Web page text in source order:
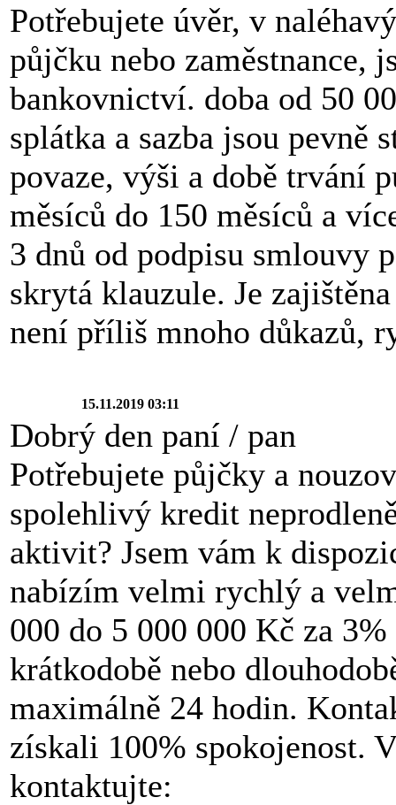
Potřebujete úvěr, v
půjčku nebo zaměstnance,
bankovnictví. doba od 50
splátka a sazba jsou pevně
povaze, výši a době trvání
měsíců do 150 měsíců a
3 dnů od podpisu smlouvy
skrytá klauzule. Je
není příliš mnoho důkazů,
15.11.2019 03:11
Dobrý den paní / pan
Potřebujete půjčky a
spolehlivý kredit
aktivit? Jsem vám k
nabízím velmi rychlý a
000 do 5 000 000 Kč za
krátkodobě nebo
maximálně 24 hodin.
získali 100% spokojenost.
kontaktujte: